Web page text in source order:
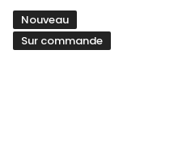
Nouveau
Sur commande